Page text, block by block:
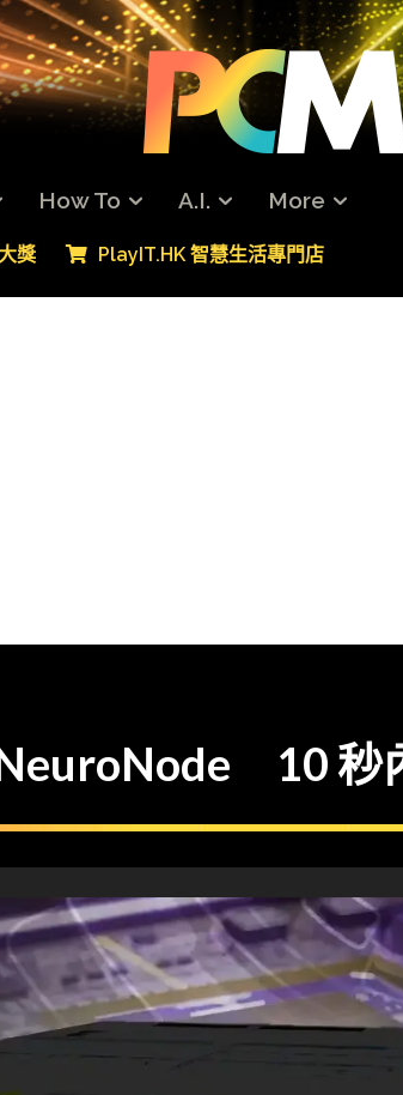
How To A.I. More
獎 PlayIT.HK 智慧生活專門店
10 秒